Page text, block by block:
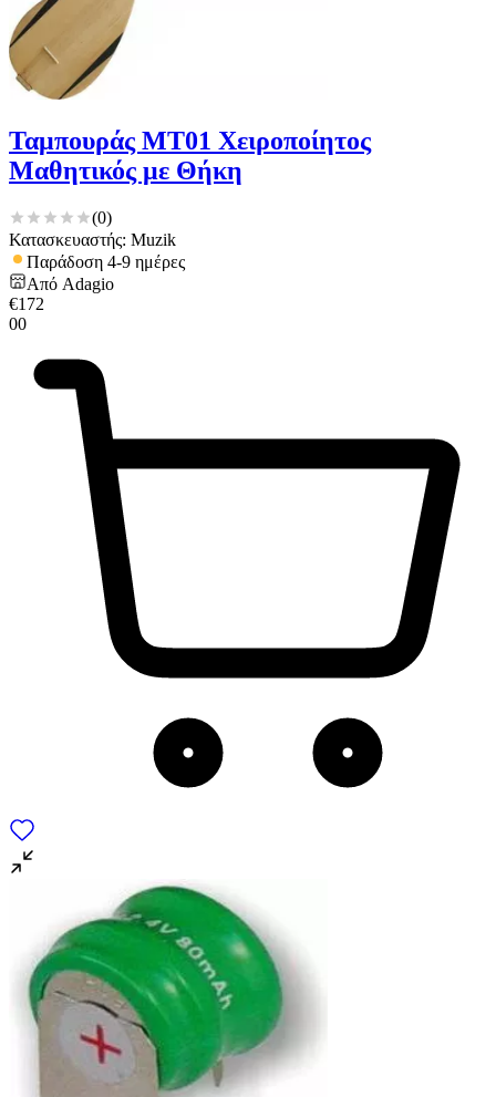
Ταμπουράς MT01 Χειροποίητος
Μαθητικός με Θήκη
(0)
Κατασκευαστής: Muzik
Παράδοση 4-9 ημέρες
Από Adagio
€172
00